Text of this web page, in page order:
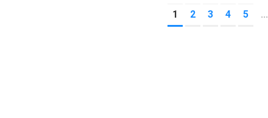
1 2 3 4 5 ...